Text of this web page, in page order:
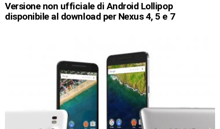
Versione non ufficiale di Android Lollipop
disponibile al download per Nexus 4, 5 e 7